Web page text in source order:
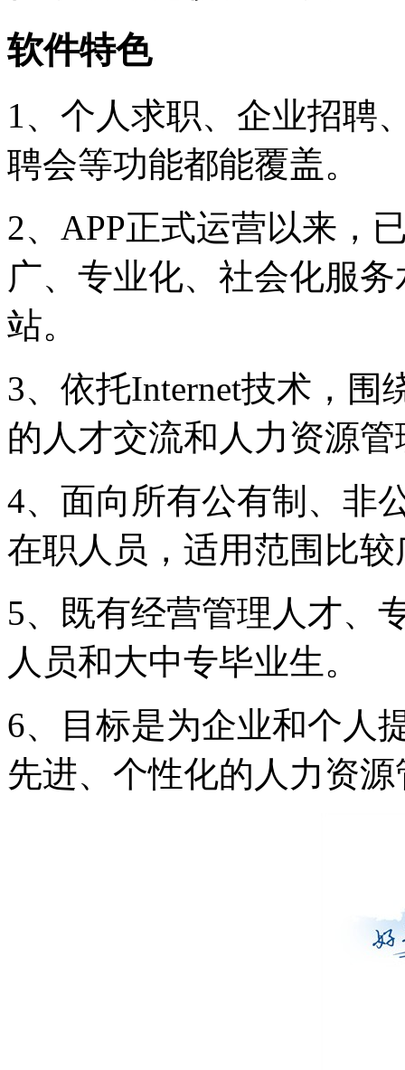
软件特色
1、个人求职、企业招聘
聘会等功能都能覆盖。
2、APP正式运营以来，
广、专业化、社会化服
站。
3、依托Internet技术，
的人才交流和人力资源
4、面向所有公有制、非
在职人员，适用范围比较
5、既有经营管理人才、
人员和大中专毕业生。
6、目标是为企业和个人
先进、个性化的人力资